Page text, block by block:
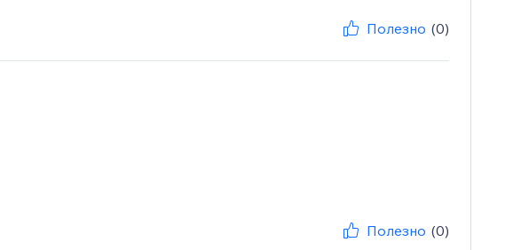
Полезно (0)
Полезно (0)